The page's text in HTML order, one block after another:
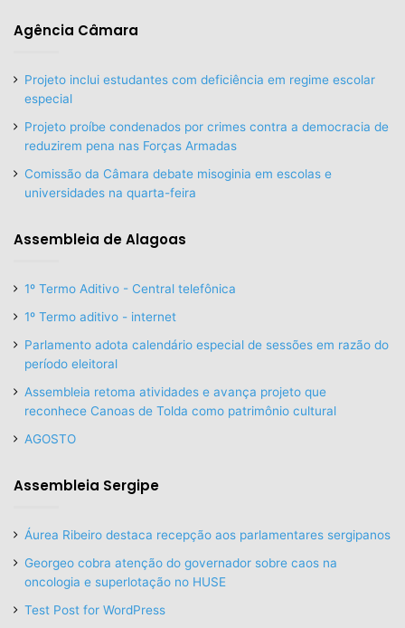
Agência Câmara
Projeto inclui estudantes com deficiência em regime escolar
especial
Projeto proíbe condenados por crimes contra a democracia de
reduzirem pena nas Forças Armadas
Comissão da Câmara debate misoginia em escolas e
universidades na quarta-feira
Assembleia de Alagoas
1º Termo Aditivo - Central telefônica
1º Termo aditivo - internet
Parlamento adota calendário especial de sessões em razão do
período eleitoral
Assembleia retoma atividades e avança projeto que
reconhece Canoas de Tolda como patrimônio cultural
AGOSTO
Assembleia Sergipe
Áurea Ribeiro destaca recepção aos parlamentares sergipanos
Georgeo cobra atenção do governador sobre caos na
oncologia e superlotação no HUSE
Test Post for WordPress